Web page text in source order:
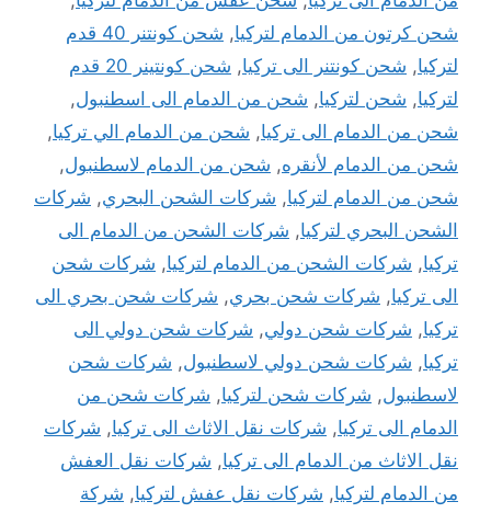
شحن كرتون من الدمام لتركيا,
شحن كونتنر 40 قدم
لتركيا, شحن كونتنر الى تركيا,
شحن كونتينر 20 قدم
لتركيا, شحن لتركيا, شحن من الدمام الى اسطنبول,
شحن من الدمام الى تركيا, شحن من الدمام الي تركيا,
شحن من الدمام لأنقره, شحن من الدمام لاسطنبول,
شحن من الدمام لتركيا, شركات الشحن البحري, شركات
الشحن البحري لتركيا, شركات الشحن من الدمام الى
تركيا, شركات الشحن من الدمام لتركيا, شركات شحن
الى تركيا, شركات شحن بحري, شركات شحن بحري الى
تركيا, شركات شحن دولي, شركات شحن دولي الى
تركيا, شركات شحن دولي لاسطنبول, شركات شحن
لاسطنبول, شركات شحن لتركيا, شركات شحن من
الدمام الى تركيا, شركات نقل الاثاث الى تركيا, شركات
نقل الاثاث من الدمام الى تركيا, شركات نقل العفش
من الدمام لتركيا, شركات نقل عفش لتركيا, شركة